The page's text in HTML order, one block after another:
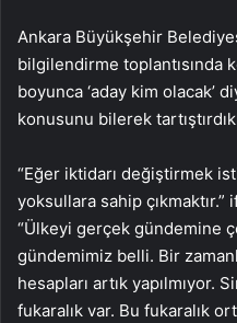
Ankara Büyükşehir
bilgilendirme toplantısında
boyunca ‘aday kim olacak’
konusunu bilerek
“Eğer iktidarı değiştirmek
yoksullara sahip
“Ülkeyi gerçek gündemine
gündemimiz belli. Bir
hesapları artık yapılmıyor.
fukaralık var. Bu fukaralık